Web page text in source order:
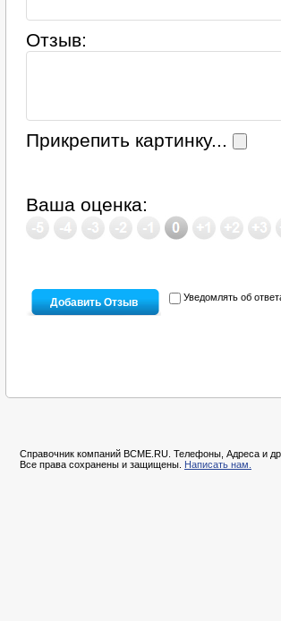
Отзыв:
Прикрепить картинку...
Ваша оценка:
Уведомлять об
Справочник компаний BCME.RU. Телефоны, Адреса и
Все права сохранены и защищены. Написать нам.